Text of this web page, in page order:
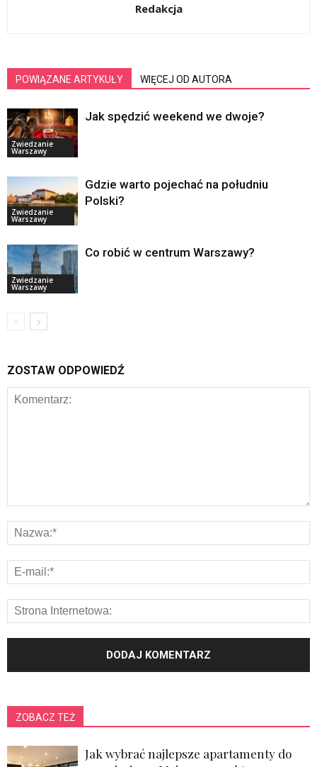
Redakcja
POWIĄZANE ARTYKUŁY WIĘCEJ OD AUTORA
Zwiedzanie
Warszawy
Jak spędzić weekend we dwoje?
Zwiedzanie
Warszawy
Gdzie warto pojechać na południu
Polski?
Zwiedzanie
Warszawy
Co robić w centrum Warszawy?
ZOSTAW ODPOWIEDŹ
ZOBACZ TEŻ
Jak wybrać najlepsze apartamenty do